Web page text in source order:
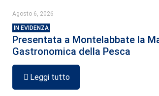
Agosto 6, 2026
IN EVIDENZA
Presentata a Montelabbate la
Gastronomica della Pesca
Leggi tutto